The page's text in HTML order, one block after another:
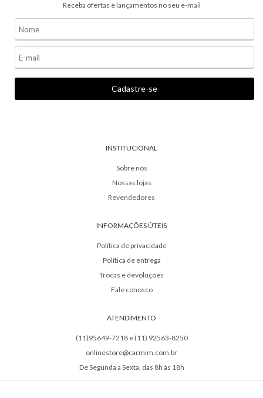
Receba ofertas e lançamentos no seu e-mail
INSTITUCIONAL
Sobre nós
Nossas lojas
Revendedores
INFORMAÇÕES ÚTEIS
Política de privacidade
Política de entrega
Trocas e devoluções
Fale conosco
ATENDIMENTO
(11)95649-7218 e (11) 92563-8250
onlinestore@carmim.com.br
De Segunda a Sexta, das 8h às 18h